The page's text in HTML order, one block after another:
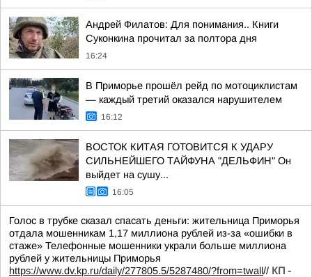
Андрей Филатов: Для понимания.. Книги
Суконкина прочитал за полтора дня
16:24
В Приморье прошёл рейд по мотоциклистам
— каждый третий оказался нарушителем
16:12
ВОСТОК КИТАЯ ГОТОВИТСЯ К УДАРУ
СИЛЬНЕЙШЕГО ТАЙФУНА "ДЕЛЬФИН" Он
выйдет на сушу...
16:05
Голос в трубке сказал спасать деньги: жительница Приморья
отдала мошенникам 1,17 миллиона рублей из-за «ошибки в
стаже» Телефонные мошенники украли больше миллиона
рублей у жительницы Приморья
https://www.dv.kp.ru/daily/277805.5/5287480/?from=twall// КП -